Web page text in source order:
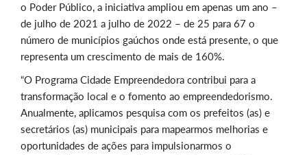
o Poder Público, a iniciativa ampliou em apenas um ano –
de julho de 2021 a julho de 2022 – de 25 para 67 o
número de municípios gaúchos onde está presente, o que
representa um crescimento de mais de 160%.
“O Programa Cidade Empreendedora contribui para a
transformação local e o fomento ao empreendedorismo.
Anualmente, aplicamos pesquisa com os prefeitos (as) e
secretários (as) municipais para mapearmos melhorias e
oportunidades de ações para impulsionarmos o